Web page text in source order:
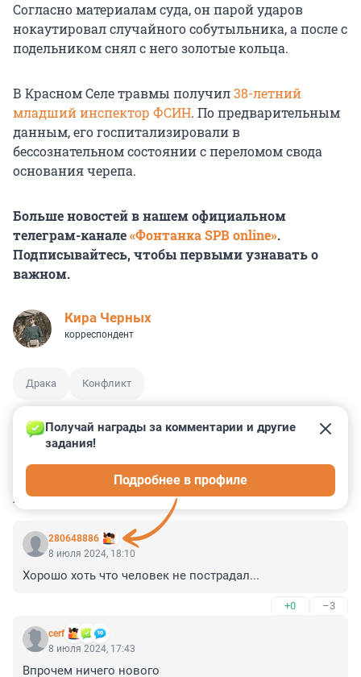
Согласно материалам суда, он парой ударов
нокаутировал случайного собутыльника, а после с
подельником снял с него золотые кольца.
В Красном Селе травмы получил38-летний
младший инспектор ФСИН. По предварительным
данным, его госпитализировали в
бессознательном состоянии с переломом свода
основания черепа.
Больше новостей в нашем официальном
телеграм-канале«Фонтанка SPB online».
Подписывайтесь, чтобы первыми узнавать о
важном.
Кира Черных
корреспондент
Драка Конфликт
КОММЕНТАРИИ 69
280648886
Получай награды за комментарии и другие
задания!
Подробнее в профиле
8 июля 2024, 18:10
Хорошо хоть что человек не пострадал...
+0 –3
cerf
8 июля 2024, 17:43
Впрочем ничего нового